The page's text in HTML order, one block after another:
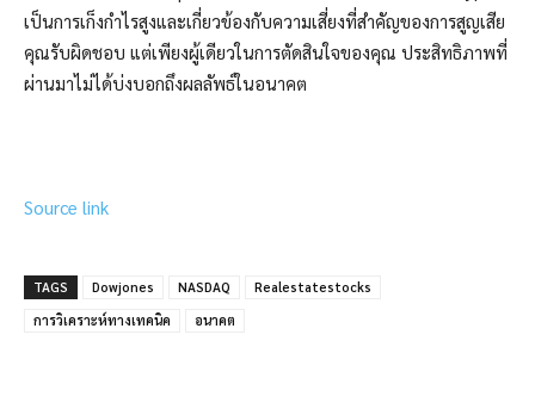
เป็นการเก็งกำไรสูงและเกี่ยวข้องกับความเสี่ยงที่สำคัญของการสูญเสีย
คุณรับผิดชอบ แต่เพียงผู้เดียวในการตัดสินใจของคุณ ประสิทธิภาพที่
ผ่านมาไม่ได้บ่งบอกถึงผลลัพธ์ในอนาคต
Source link
TAGS Dowjones NASDAQ
Realestatestocks
การวิเคราะห์ทางเทคนิค
อนาคต